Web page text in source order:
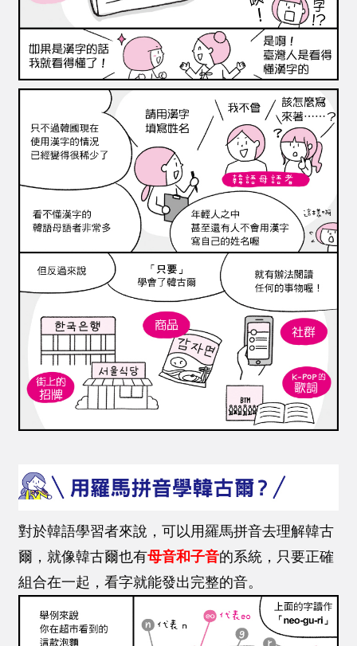
對於韓語學習者來說，可以用羅馬拼音去理解韓古
爾，就像韓古爾也有母音和子音的系統，只要正確
組合在一起，看字就能發出完整的音。